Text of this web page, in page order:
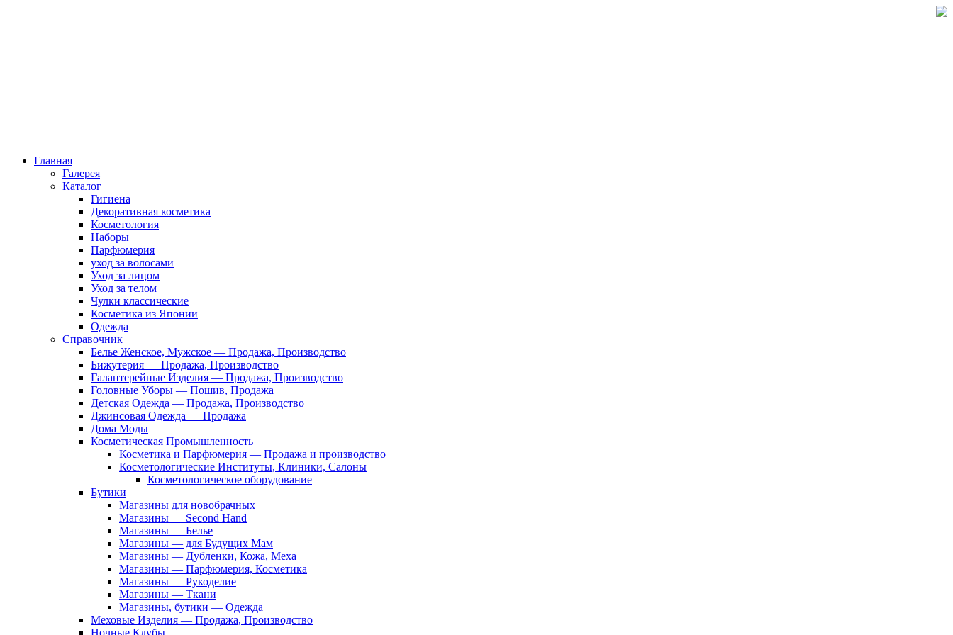
Главная
Галерея
Каталог
Гигиена
Декоративная косметика
Косметология
Наборы
Парфюмерия
уход за волосами
Уход за лицом
Уход за телом
Чулки классические
Косметика из Японии
Одежда
Справочник
Белье Женское, Мужское — Продажа, Производство
Бижутерия — Продажа, Производство
Галантерейные Изделия — Продажа, Производство
Головные Уборы — Пошив, Продажа
Детская Одежда — Продажа, Производство
Джинсовая Одежда — Продажа
Дома Моды
Косметическая Промышленность
Косметика и Парфюмерия — Продажа и производство
Косметологические Институты, Клиники, Салоны
Косметологическое оборудование
Бутики
Магазины для новобрачных
Магазины — Second Hand
Магазины — Белье
Магазины — для Будущих Мам
Магазины — Дубленки, Кожа, Меха
Магазины — Парфюмерия, Косметика
Магазины — Рукоделие
Магазины — Ткани
Магазины, бутики — Одежда
Меховые Изделия — Продажа, Производство
Ночные Клубы